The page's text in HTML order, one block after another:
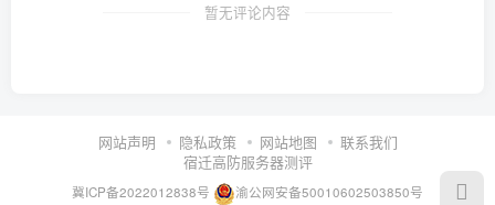
暂无评论内容
网站声明 隐私政策 网站地图
联系我们
宿迁高防服务器测评
冀ICP备2022012838号 渝公网安备50010602503850号